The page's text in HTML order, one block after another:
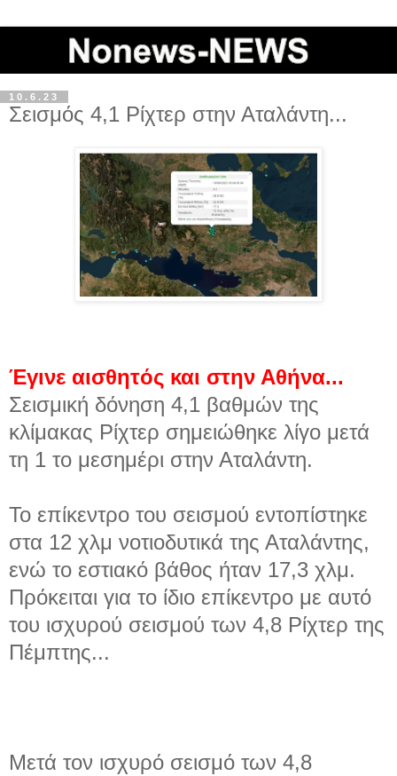
10.6.23
Σεισμός 4,1 Ρίχτερ στην Αταλάντη...
Έγινε αισθητός και στην Αθήνα...
Σεισμική δόνηση 4,1 βαθμών της
κλίμακας Ρίχτερ σημειώθηκε λίγο μετά
τη 1 το μεσημέρι στην Αταλάντη.
Το επίκεντρο του σεισμού εντοπίστηκε
στα 12 χλμ νοτιοδυτικά της Αταλάντης,
ενώ το εστιακό βάθος ήταν 17,3 χλμ.
Πρόκειται για το ίδιο επίκεντρο με αυτό
του ισχυρού σεισμού των 4,8 Ρίχτερ της
Πέμπτης...
Μετά τον ισχυρό σεισμό των 4,8